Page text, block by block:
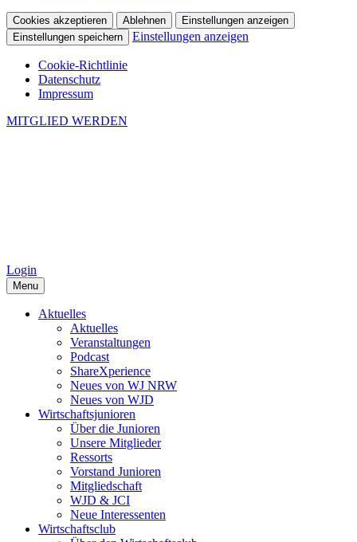
Cookies akzeptieren Ablehnen
Einstellungen anzeigen
Einstellungen speichern
Einstellungen anzeigen
Cookie-Richtlinie
Datenschutz
Impressum
MITGLIED WERDEN
Login
Menu
Aktuelles
Aktuelles
Veranstaltungen
Podcast
ShareXperience
Neues von WJ NRW
Neues von WJD
Wirtschaftsjunioren
Über die Junioren
Unsere Mitglieder
Ressorts
Vorstand Junioren
Mitgliedschaft
WJD & JCI
Neue Interessenten
Wirtschaftsclub